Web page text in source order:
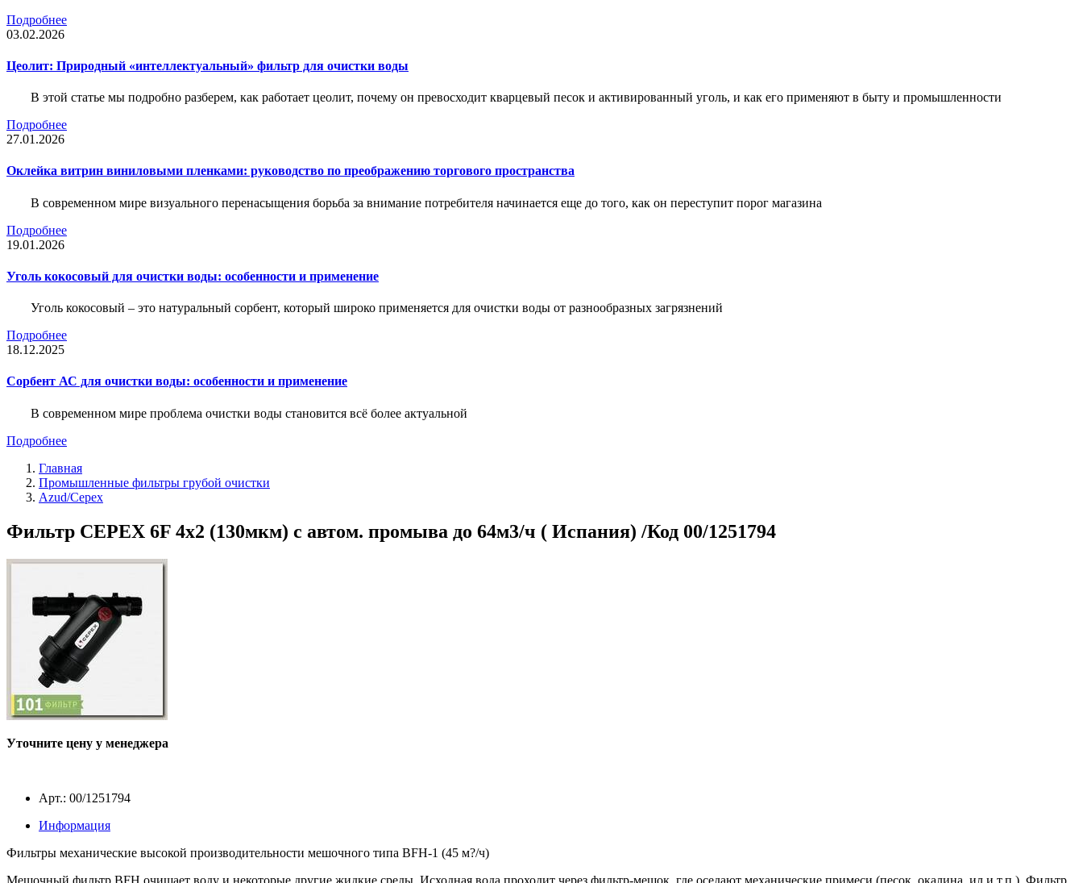
Подробнее
03.02.2026
Цеолит: Природный «интеллектуальный» фильтр для очистки воды
В этой статье мы подробно разберем, как работает цеолит, почему он превосходит кварцевый песок и активированный уголь, и как его применяют в быту и промышленности
Подробнее
27.01.2026
Оклейка витрин виниловыми пленками: руководство по преображению торгового пространства
В современном мире визуального перенасыщения борьба за внимание потребителя начинается еще до того, как он переступит порог магазина
Подробнее
19.01.2026
Уголь кокосовый для очистки воды: особенности и применение
Уголь кокосовый – это натуральный сорбент, который широко применяется для очистки воды от разнообразных загрязнений
Подробнее
18.12.2025
Сорбент АС для очистки воды: особенности и применение
В современном мире проблема очистки воды становится всё более актуальной
Подробнее
Главная
Промышленные фильтры грубой очистки
Azud/Cepex
Фильтр CEPEX 6F 4x2 (130мкм) c автом. промыва до 64м3/ч ( Испания) /Код 00/1251794
Уточните цену у менеджера
Арт.: 00/1251794
Информация
Фильтры механические высокой производительности мешочного типа BFH-1 (45 м?/ч)
Мешочный фильтр BFH очищает воду и некоторые другие жидкие среды. Исходная вода проходит через фильтр-мешок, где оседают механические примеси (песок, окалина, ил и т.п.). Фильтр